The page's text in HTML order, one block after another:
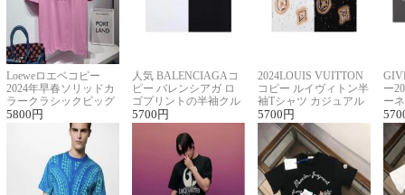
Loeweロエベコピー
2024年早春ソリッドカ
ラークラシックビッグ
ロゴ刺繍Tシャツ
5800 円
人気 BALENCIAGAコ
ピー バレンシアガ ロ
ゴプリントの半袖クル
ーネックTシャツ
5700 円
2024LOUIS VUITTON
コピー ルイヴィトン半
袖Tシャツ カジュアル
に馴染む 2色展開
5700 円
ー
ー
ー